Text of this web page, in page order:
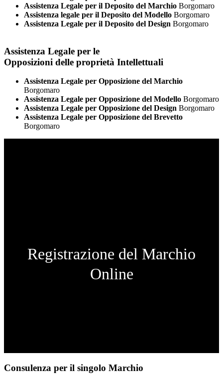
Assistenza Legale per il Deposito del Marchio Borgomaro
Assistenza legale per il Deposito del Modello Borgomaro
Assistenza Legale per il Deposito del Design Borgomaro
Assistenza Legale per le
Opposizioni delle proprietà Intellettuali
Assistenza Legale per Opposizione del Marchio
Borgomaro
Assistenza Legale per Opposizione del Modello Borgomaro
Assistenza Legale per Opposizione del Design Borgomaro
Assistenza Legale per Opposizione del Brevetto
Borgomaro
Registrazione del Marchio
Online
Consulenza per il singolo Marchio